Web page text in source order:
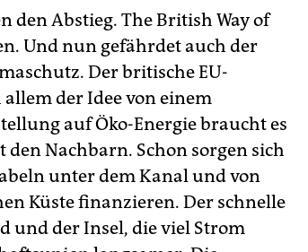
den Abstieg. The British Way of
Und nun gefährdet auch der
Der britische EU-
der Idee von einem
auf Öko-Energie braucht es
Nachbarn. Schon sorgen sich
unter dem Kanal und von
Küste finanzieren. Der schnelle
und der Insel, die viel Strom